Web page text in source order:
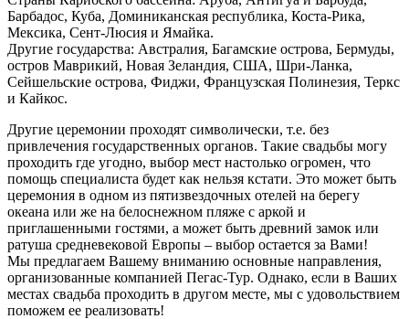
Барбадос, Куба, Доминиканская республика, Коста-Рика,
Мексика, Сент-Люсия и Ямайка.
Другие государства: Австралия, Багамские острова, Бермуды,
остров Маврикий, Новая Зеландия, США, Шри-Ланка,
Сейшельские острова, Фиджи, Французская Полинезия, Теркс
и Кайкос.
Другие церемонии проходят символически, т.е. без
привлечения государственных органов. Такие свадьбы могу
проходить где угодно, выбор мест настолько огромен, что
помощь специалиста будет как нельзя кстати. Это может быть
церемония в одном из пятизвездочных отелей на берегу
океана или же на белоснежном пляже с аркой и
приглашенными гостями, а может быть древний замок или
ратуша средневековой Европы – выбор остается за Вами!
Мы предлагаем Вашему вниманию основные направления,
организованные компанией Пегас-Тур. Однако, если в Ваших
местах свадьба проходить в другом месте, мы с удовольствием
поможем ее реализовать!